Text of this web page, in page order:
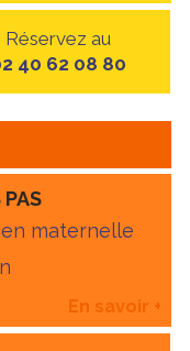
Réservez au
40 62 08 80
maternelle
En savoir +